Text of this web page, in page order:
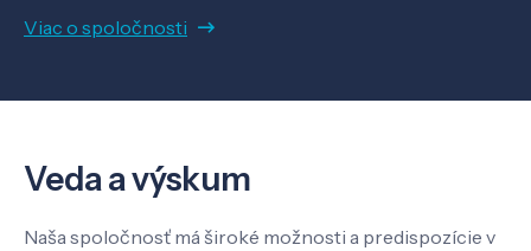
Pôsobenie
O nás
Viac o spoločnosti
Veda a výskum
Naša spoločnosť má široké možnosti a predispozície v